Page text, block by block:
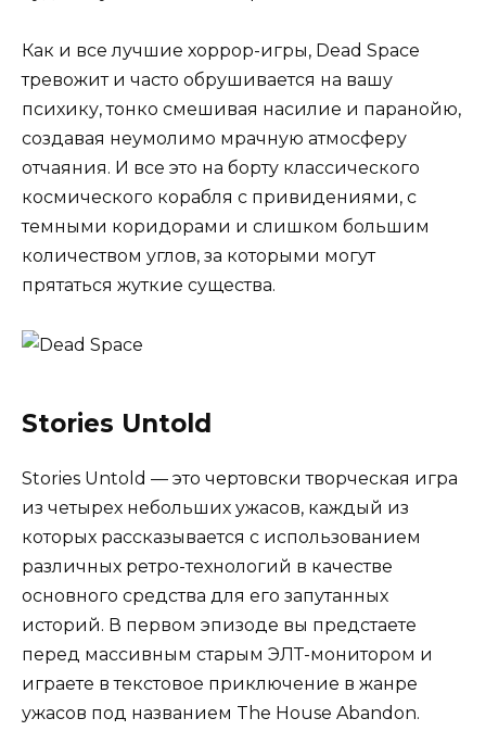
Как и все лучшие хоррор-игры, Dead Space
тревожит и часто обрушивается на вашу
психику, тонко смешивая насилие и паранойю,
создавая неумолимо мрачную атмосферу
отчаяния. И все это на борту классического
космического корабля с привидениями, с
темными коридорами и слишком большим
количеством углов, за которыми могут
прятаться жуткие существа.
Stories Untold
Stories Untold — это чертовски творческая игра
из четырех небольших ужасов, каждый из
которых рассказывается с использованием
различных ретро-технологий в качестве
основного средства для его запутанных
историй. В первом эпизоде ​​вы предстаете
перед массивным старым ЭЛТ-монитором и
играете в текстовое приключение в жанре
ужасов под названием The House Abandon.